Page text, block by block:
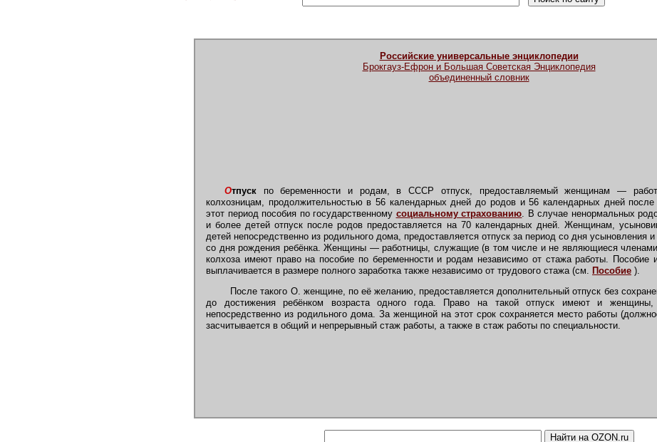
Российские универсальные энциклопедии
Брокгауз-Ефрон и Большая Советская Энциклопедия
объединенный словник
Отпуск по беременности и родам, в СССР отпуск, предоставляемый женщинам —
колхозницам, продолжительностью в 56 календарных дней до родов и 56 календарных дней
этот период пособия по государственному социальному страхованию. В случае ненормальных
и более детей отпуск после родов предоставляется на 70 календарных дней. Женщинам,
детей непосредственно из родильного дома, предоставляется отпуск за период со дня усыновления
со дня рождения ребёнка. Женщины — работницы, служащие (в том числе и не являющиеся
колхоза имеют право на пособие по беременности и родам независимо от стажа работы. Пособие
выплачивается в размере полного заработка также независимо от трудового стажа (см. Пособие ).
После такого О. женщине, по её желанию, предоставляется дополнительный отпуск без
до достижения ребёнком возраста одного года. Право на такой отпуск имеют и женщины,
непосредственно из родильного дома. За женщиной на этот срок сохраняется место работы
засчитывается в общий и непрерывный стаж работы, а также в стаж работы по специальности.